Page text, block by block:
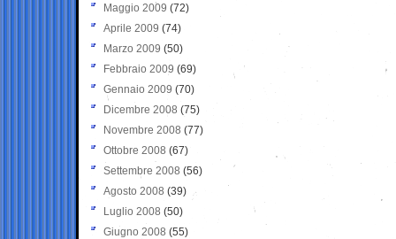
Maggio 2009 (72)
Aprile 2009 (74)
Marzo 2009 (50)
Febbraio 2009 (69)
Gennaio 2009 (70)
Dicembre 2008 (75)
Novembre 2008 (77)
Ottobre 2008 (67)
Settembre 2008 (56)
Agosto 2008 (39)
Luglio 2008 (50)
Giugno 2008 (55)